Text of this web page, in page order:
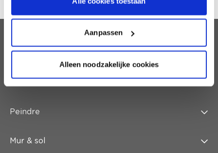
Aanpassen
Alleen noodzakelijke cookies
Service client
Peindre
Mur & sol